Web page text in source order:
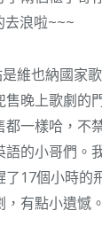
去浪啦~~~
維也納國家
晚上歌劇的
一樣哈，不
的小哥們。
17個小時的
有點小遺憾。